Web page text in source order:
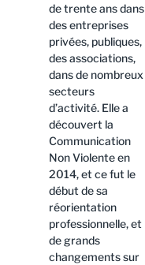
de trente ans dans
des entreprises
privées, publiques,
des associations,
dans de nombreux
secteurs
d’activité. Elle a
découvert la
Communication
Non Violente en
2014, et ce fut le
début de sa
réorientation
professionnelle, et
de grands
changements sur